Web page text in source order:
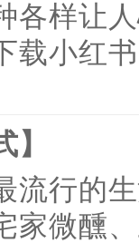
各样让
载小红
流行的
家微醺